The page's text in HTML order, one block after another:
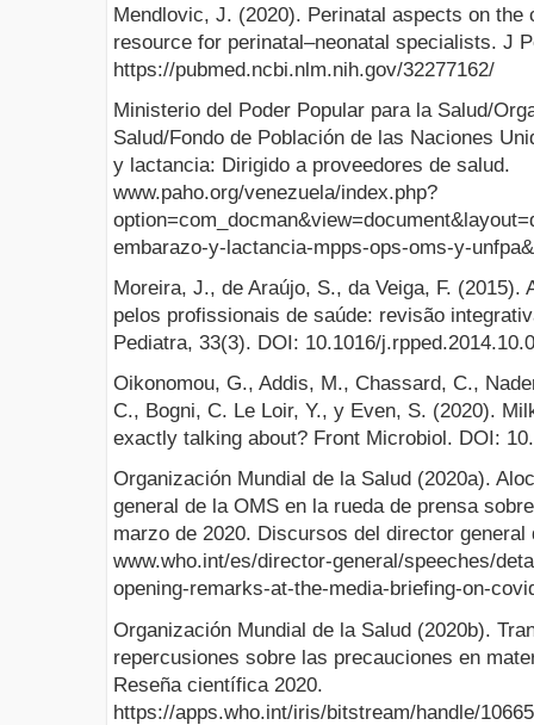
Mendlovic, J. (2020). Perinatal aspects on
resource for perinatal–neonatal specialists. J
https://pubmed.ncbi.nlm.nih.gov/32277162/
Ministerio del Poder Popular para la Salud/
Salud/Fondo de Población de las Naciones
y lactancia: Dirigido a proveedores de salud.
www.paho.org/venezuela/index.php?
embarazo-y-lactancia-mpps-ops-oms-y-
Moreira, J., de Araújo, S., da Veiga, F. (2015).
pelos profissionais de saúde: revisão
Pediatra, 33(3). DOI: 10.1016/
Oikonomou, G., Addis, M., Chassard, C.,
C., Bogni, C. Le Loir, Y., y Even, S. (2020).
exactly talking about? Front Microbiol. DOI:
Organización Mundial de la Salud (2020a).
general de la OMS en la rueda de prensa
marzo de 2020. Discursos del director general
www.who.int/es/director-general/speeches/
opening-remarks-at-the-media-briefing-on-
Organización Mundial de la Salud (2020b).
repercusiones sobre las precauciones en
Reseña científica 2020.
https://apps.who.int/iris/bitstream/handle/